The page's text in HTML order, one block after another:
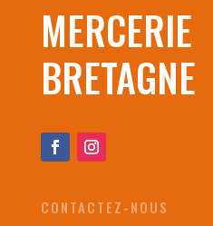
MERCERIE
BRETAGNE
CONTACTEZ-NOUS